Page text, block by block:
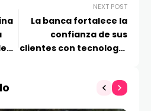
NEXT POST
La banca fortalece la
confianza de sus
clientes con tecnología
inteligente